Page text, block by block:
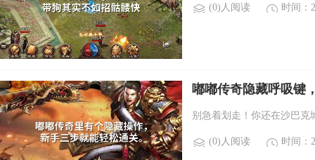
(0)人阅读 时间：
嘟嘟传奇隐藏呼吸键
别急着划走！你还在沙巴克
(0)人阅读 时间：